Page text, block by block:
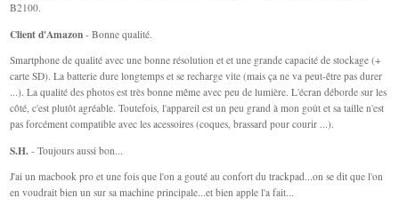
B2100.
Client d'Amazon - Bonne qualité.
Smartphone de qualité avec une bonne résolution et et une grande capacité de stockage (+
carte SD). La batterie dure longtemps et se recharge vite (mais ça ne va peut-être pas durer
...). La qualité des photos est très bonne même avec peu de lumière. L'écran déborde sur les
côté, c'est plutôt agréable. Toutefois, l'appareil est un peu grand à mon goût et sa taille n'est
pas forcément compatible avec les acessoires (coques, brassard pour courir ...).
S.H. - Toujours aussi bon...
J'ai un macbook pro et une fois que l'on a gouté au confort du trackpad...on se dit que l'on
en voudrait bien un sur sa machine principale...et bien apple l'a fait...